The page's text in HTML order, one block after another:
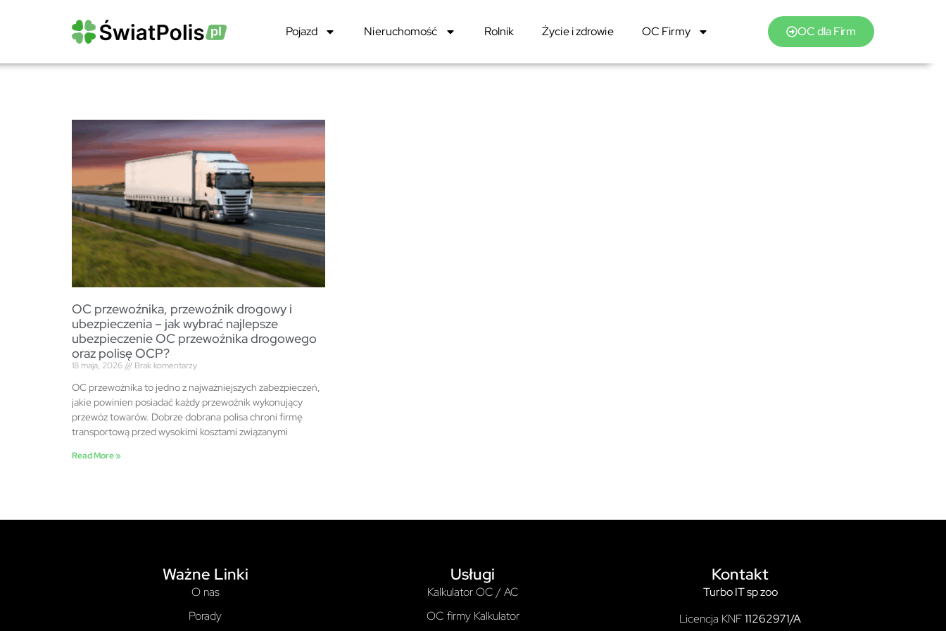
Pojazd Nieruchomość Rolnik Życie i zdrowie OC Firmy OC dla Firm
OC przewoźnika, przewoźnik drogowy i
ubezpieczenia – jak wybrać najlepsze
ubezpieczenie OC przewoźnika drogowego
oraz polisę OCP?
18 maja, 2026 Brak komentarzy
OC przewoźnika to jedno z najważniejszych zabezpieczeń,
jakie powinien posiadać każdy przewoźnik wykonujący
przewóz towarów. Dobrze dobrana polisa chroni firmę
transportową przed wysokimi kosztami związanymi
Read More »
Ważne Linki
O nas
Porady
Usługi
Kalkulator OC / AC
OC firmy Kalkulator
Kontakt
Turbo IT sp zoo
Licencja KNF11262971/A